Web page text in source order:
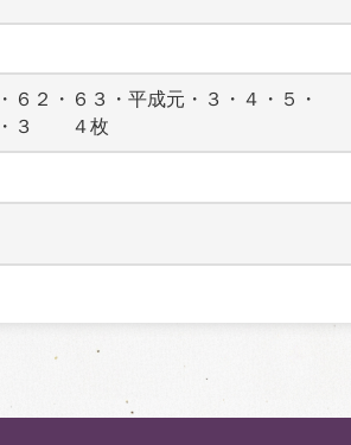
６２・６３・平成元・３・４・５・
３　　４枚